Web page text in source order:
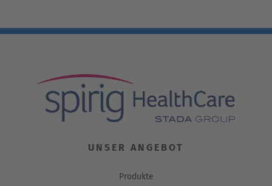
UNSER ANGEBOT
Produkte